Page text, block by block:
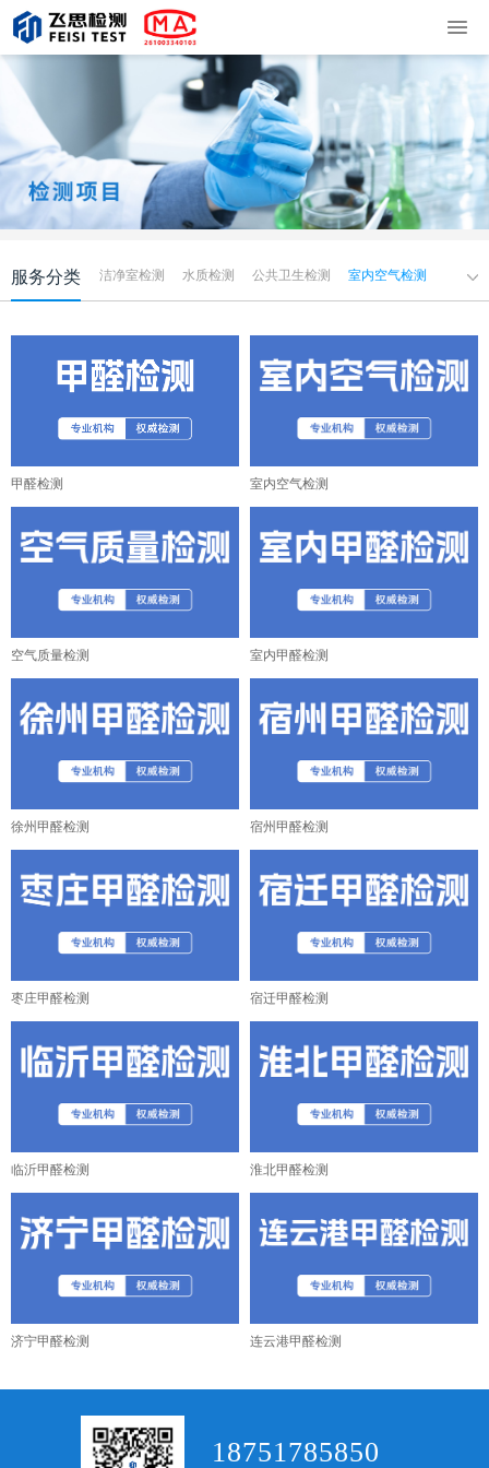
服务分类 洁净室检测 水质检测 公共卫生检测 室内空气检测
甲醛检测 室内空气检测
空气质量检测 室内甲醛检测
徐州甲醛检测 宿州甲醛检测
枣庄甲醛检测 宿迁甲醛检测
临沂甲醛检测 淮北甲醛检测
济宁甲醛检测 连云港甲醛检测
18751785850